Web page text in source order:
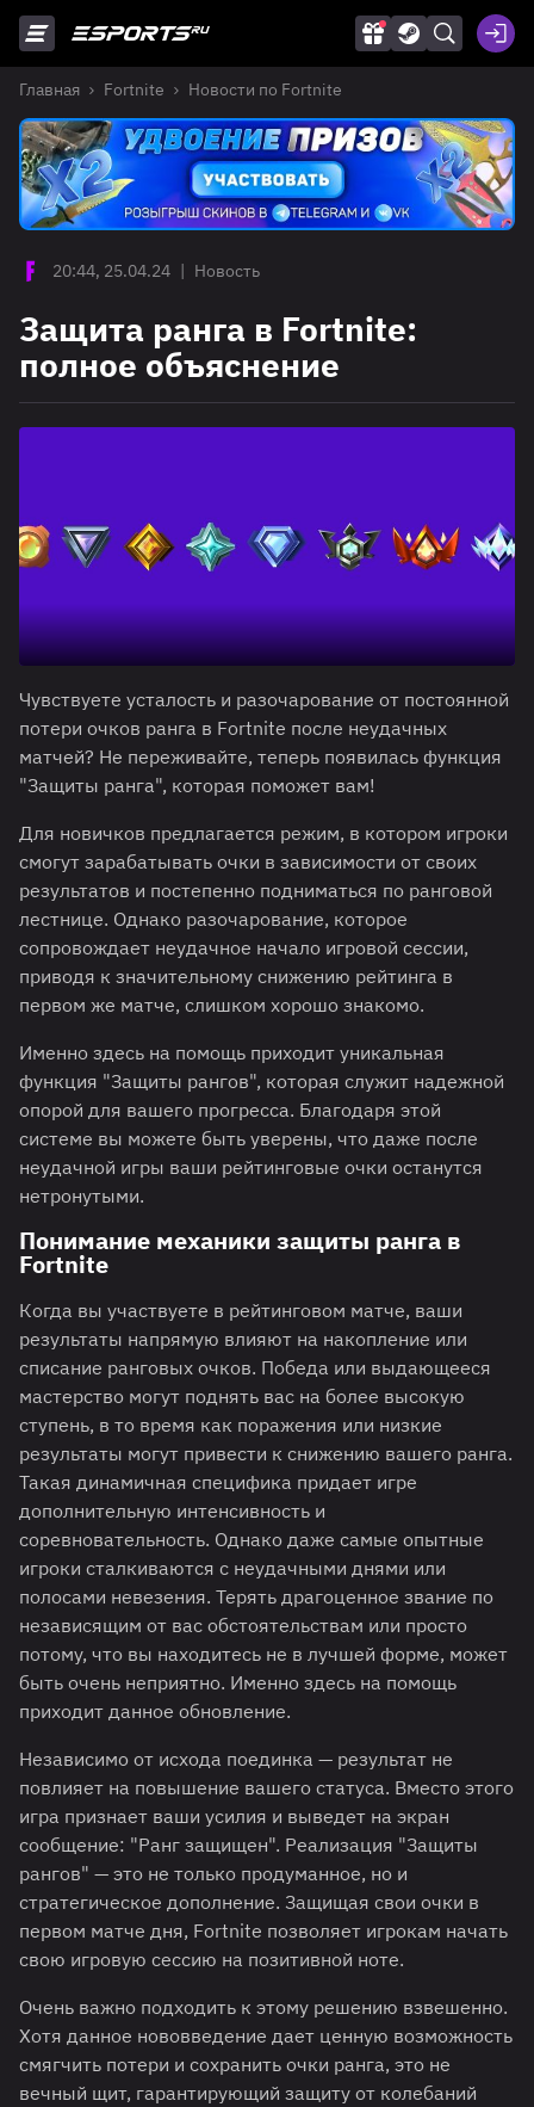
Главная Fortnite Новости по Fortnite
20:44, 25.04.24 | Новость
Защита ранга в Fortnite:
полное объяснение
Чувствуете усталость и разочарование от постоянной
потери очков ранга в Fortnite после неудачных
матчей? Не переживайте, теперь появилась функция
"Защиты ранга", которая поможет вам!
Для новичков предлагается режим, в котором игроки
смогут зарабатывать очки в зависимости от своих
результатов и постепенно подниматься по ранговой
лестнице. Однако разочарование, которое
сопровождает неудачное начало игровой сессии,
приводя к значительному снижению рейтинга в
первом же матче, слишком хорошо знакомо.
Именно здесь на помощь приходит уникальная
функция "Защиты рангов", которая служит надежной
опорой для вашего прогресса. Благодаря этой
системе вы можете быть уверены, что даже после
неудачной игры ваши рейтинговые очки останутся
нетронутыми.
Понимание механики защиты ранга в
Fortnite
Когда вы участвуете в рейтинговом матче, ваши
результаты напрямую влияют на накопление или
списание ранговых очков. Победа или выдающееся
мастерство могут поднять вас на более высокую
ступень, в то время как поражения или низкие
результаты могут привести к снижению вашего ранга.
Такая динамичная специфика придает игре
дополнительную интенсивность и
соревновательность. Однако даже самые опытные
игроки сталкиваются с неудачными днями или
полосами невезения. Терять драгоценное звание по
независящим от вас обстоятельствам или просто
потому, что вы находитесь не в лучшей форме, может
быть очень неприятно. Именно здесь на помощь
приходит данное обновление.
Независимо от исхода поединка — результат не
повлияет на повышение вашего статуса. Вместо этого
игра признает ваши усилия и выведет на экран
сообщение: "Ранг защищен". Реализация "Защиты
рангов" — это не только продуманное, но и
стратегическое дополнение. Защищая свои очки в
первом матче дня, Fortnite позволяет игрокам начать
свою игровую сессию на позитивной ноте.
Очень важно подходить к этому решению взвешенно.
Хотя данное нововведение дает ценную возможность
смягчить потери и сохранить очки ранга, это не
вечный щит, гарантирующий защиту от колебаний